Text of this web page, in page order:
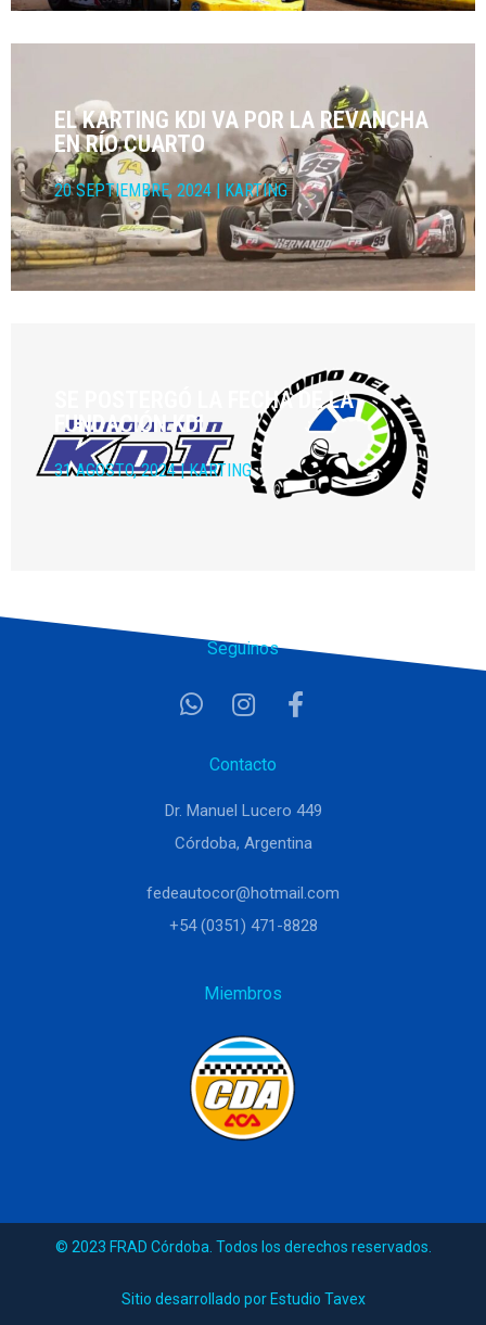
EL KARTING KDI VA POR LA REVANCHA
EN RÍO CUARTO
20 SEPTIEMBRE, 2024 KARTING
SE POSTERGÓ LA FECHA DE LA
FUNDACIÓN KDI
31 AGOSTO, 2024 | KARTING
Seguinos
Contacto
Dr. Manuel Lucero 449
Córdoba, Argentina
fedeautocor@hotmail.com
+54 (0351) 471-8828
Miembros
© 2023 FRAD Córdoba. Todos los derechos reservados.
Sitio desarrollado por Estudio Tavex